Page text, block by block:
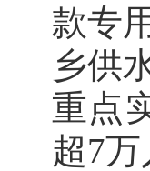
款专
乡供
重点
超7万